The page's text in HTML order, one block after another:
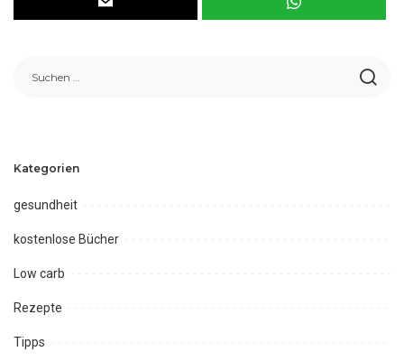
Kategorien
gesundheit
kostenlose Bücher
Low carb
Rezepte
Tipps